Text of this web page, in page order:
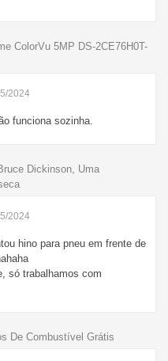
ColorVu 5MP DS-2CE76H0T-
2024
funciona sozinha.
Dickinson, Uma
2024
hino para pneu em frente de
só trabalhamos com
De Combustível Grátis